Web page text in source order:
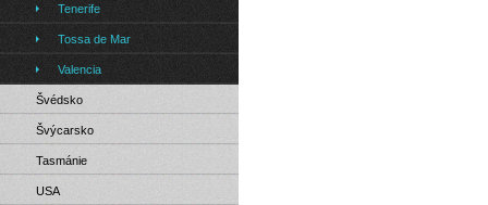
Tenerife
Tossa de Mar
Valencia
Švédsko
Švýcarsko
Tasmánie
USA